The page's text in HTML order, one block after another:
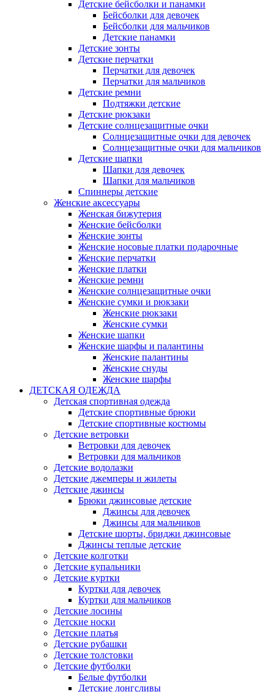
Детские бейсболки и панамки
Бейсболки для девочек
Бейсболки для мальчиков
Детские панамки
Детские зонты
Детские перчатки
Перчатки для девочек
Перчатки для мальчиков
Детские ремни
Подтяжки детские
Детские рюкзаки
Детские солнцезащитные очки
Солнцезащитные очки для девочек
Солнцезащитные очки для мальчиков
Детские шапки
Шапки для девочек
Шапки для мальчиков
Спиннеры детские
Женские аксессуары
Женская бижутерия
Женские бейсболки
Женские зонты
Женские носовые платки подарочные
Женские перчатки
Женские платки
Женские ремни
Женские солнцезащитные очки
Женские сумки и рюкзаки
Женские рюкзаки
Женские сумки
Женские шапки
Женские шарфы и палантины
Женские палантины
Женские снуды
Женские шарфы
ДЕТСКАЯ ОДЕЖДА
Детская спортивная одежда
Детские спортивные брюки
Детские спортивные костюмы
Детские ветровки
Ветровки для девочек
Ветровки для мальчиков
Детские водолазки
Детские джемперы и жилеты
Детские джинсы
Брюки джинсовые детские
Джинсы для девочек
Джинсы для мальчиков
Детские шорты, бриджи джинсовые
Джинсы теплые детские
Детские колготки
Детские купальники
Детские куртки
Куртки для девочек
Куртки для мальчиков
Детские лосины
Детские носки
Детские платья
Детские рубашки
Детские толстовки
Детские футболки
Белые футболки
Детские лонгсливы